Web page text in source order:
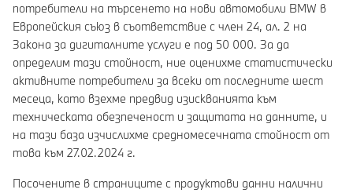
потребители на търсенето на нови автомобили BMW в
Европейския съюз в съответствие с член 24, ал. 2 на
Закона за дигиталните услуги е под 50 000. За да
определим тази стойност, ние оценихме статистически
активните потребители за всеки от последните шест
месеца, като взехме предвид изискванията към
техническата обезпеченост и защитата на данните, и
на тази база изчислихме средномесечната стойност от
това към 27.02.2024 г.
Посочените в страниците с продуктови данни налични